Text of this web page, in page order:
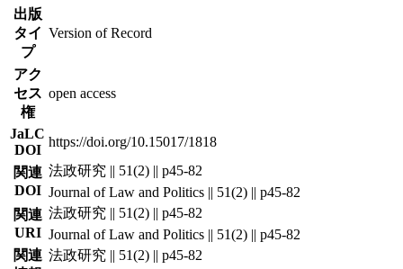
出版
タイ
プ
Version of Record
アク
セス
権
open access
JaLC
DOI
https://doi.org/10.15017/1818
関連
DOI
法政研究 || 51(2) || p45-82
Journal of Law and Politics || 51(2) || p45-82
関連
URI
法政研究 || 51(2) || p45-82
Journal of Law and Politics || 51(2) || p45-82
関連 法政研究 || 51(2) || p45-82